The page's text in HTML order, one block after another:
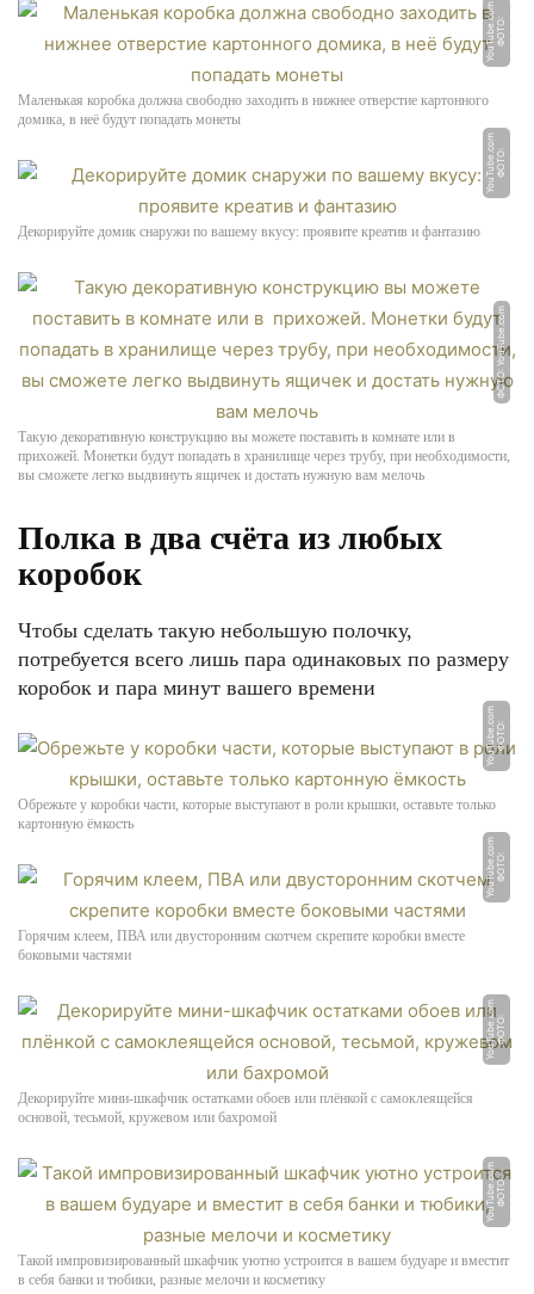
Ф
О
Т
О:
Y
o
u
T
u
b
e.
c
o
m
Маленькая коробка должна свободно заходить в нижнее отверстие картонного
домика, в неё будут попадать монеты
Ф
О
Т
О:
Y
o
u
T
u
b
e.
c
o
m
Декорируйте домик снаружи по вашему вкусу: проявите креатив и фантазию
ФОТО: YouTube.com
Такую декоративную конструкцию вы можете поставить в комнате или в
прихожей. Монетки будут попадать в хранилище через трубу, при необходимости,
вы сможете легко выдвинуть ящичек и достать нужную вам мелочь
Полка в два счёта из любых
коробок
Чтобы сделать такую небольшую полочку,
потребуется всего лишь пара одинаковых по размеру
коробок и пара минут вашего времени
Ф
О
Т
О:
Y
o
u
T
u
b
e.
c
o
m
Обрежьте у коробки части, которые выступают в роли крышки, оставьте только
картонную ёмкость
Ф
О
Т
О:
Y
o
u
T
u
b
e.
c
o
m
Горячим клеем, ПВА или двусторонним скотчем скрепите коробки вместе
боковыми частями
Ф
О
Т
О:
Y
o
u
T
u
b
e.
c
o
m
Декорируйте мини-шкафчик остатками обоев или плёнкой с самоклеящейся
основой, тесьмой, кружевом или бахромой
Ф
О
Т
О:
Y
o
u
T
u
b
e.
c
o
m
Такой импровизированный шкафчик уютно устроится в вашем будуаре и вместит
в себя банки и тюбики, разные мелочи и косметику